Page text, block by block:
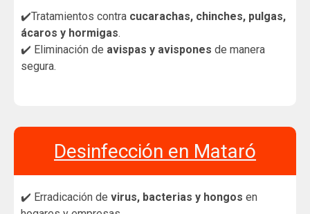
✔️Tratamientos contra cucarachas, chinches, pulgas,
ácaros y hormigas.
✔️ Eliminación de avispas y avispones de manera
segura.
Desinfección en Mataró
✔️ Erradicación de virus, bacterias y hongos en